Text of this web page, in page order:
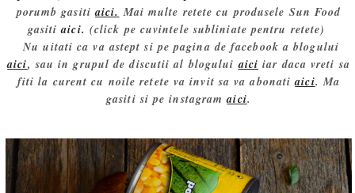
porumb gasitiaici. Mai multe retete cu produsele Sun Food
gasitiaici. (click pe cuvintele subliniate pentru retete)
Nu uitati ca va astept si pe pagina de facebook a blogului
aici, sau in grupul de discutii al bloguluiaici iar daca vreti sa
fiti la curent cu noile retete va invit sa va abonatiaici. Ma
gasiti si pe instagramaici.